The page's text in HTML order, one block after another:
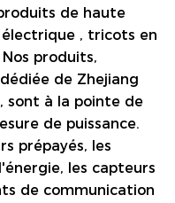
de haute
, tricots en
produits,
de Zhejiang
sont à la pointe de
de puissance.
prépayés, les
les capteurs
de communication